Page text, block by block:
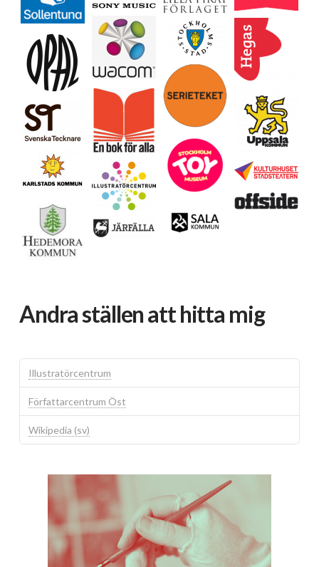
Ladda mer… Följ på Instagram
Andra ställen att hitta mig
Illustratörcentrum
Författarcentrum Öst
Wikipedia (sv)